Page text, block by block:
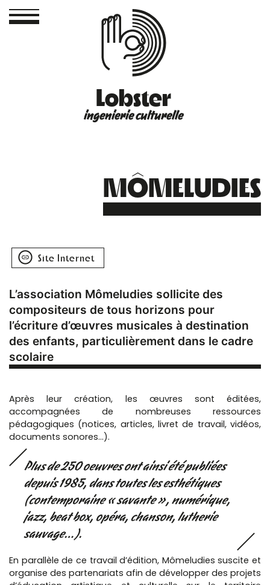
Lobster
ingenierie culturelle
MÔMELUDIES
Site Internet
L’association Mômeludies sollicite des
compositeurs de tous horizons pour
l’écriture d’œuvres musicales à destination
des enfants, particulièrement dans le cadre
scolaire
Après leur création, les œuvres sont éditées,
accompagnées de nombreuses ressources
pédagogiques (notices, articles, livret de travail, vidéos,
documents sonores…).
Plus de 250 oeuvres ont ainsi été publiées
depuis 1985, dans toutes les esthétiques
(contemporaine « savante », numérique,
jazz, beat box, opéra, chanson, lutherie
sauvage…).
En parallèle de ce travail d’édition, Mômeludies suscite et
organise des partenariats afin de développer des projets